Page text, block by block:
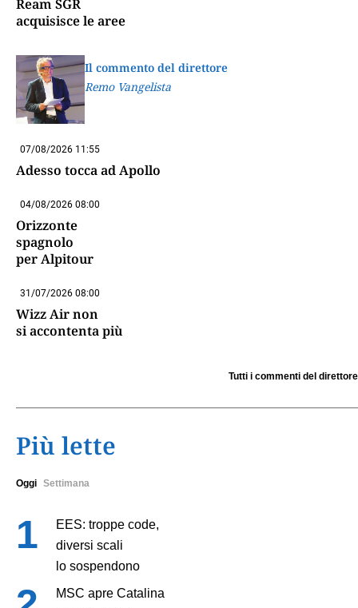
Ream SGR
acquisisce le aree
Il commento del direttore
Remo Vangelista
07/08/2026 11:55
Adesso tocca ad Apollo
04/08/2026 08:00
Orizzonte
spagnolo
per Alpitour
31/07/2026 08:00
Wizz Air non
si accontenta più
Tutti i commenti del direttore
Più lette
Oggi Settimana
EES: troppe code,
diversi scali
lo sospendono
MSC apre Catalina